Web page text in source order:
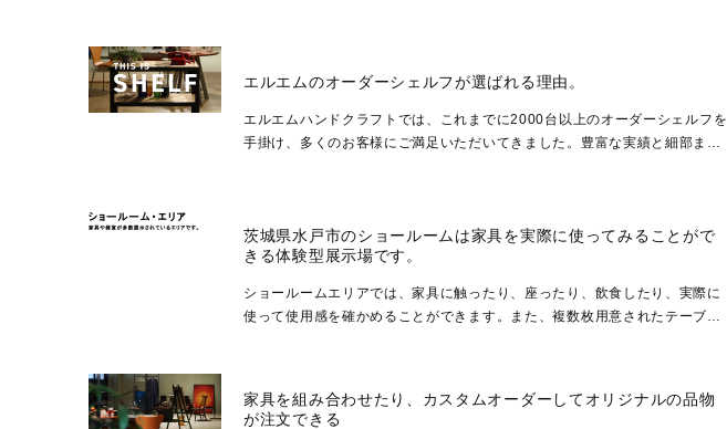
エルエムのオーダーシェルフが選ばれる理由。
エルエムハンドクラフトでは、これまでに2000台以上のオーダーシェルフを
手掛け、多くのお客様にご満足いただいてきました。豊富な実績と細部まで
茨城県水戸市のショールームは家具を実際に使ってみることがで
きる体験型展示場です。
ショールームエリアでは、家具に触ったり、座ったり、飲食したり、実際に
使って使用感を確かめることができます。また、複数枚用意されたテーブル
家具を組み合わせたり、カスタムオーダーしてオリジナルの品物
が注文できる